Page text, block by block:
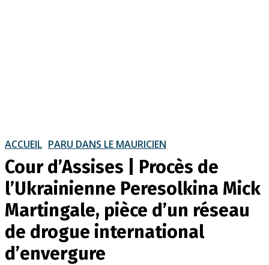
ACCUEIL PARU DANS LE MAURICIEN
Cour d’Assises | Procès de
l’Ukrainienne Peresolkina Mick
Martingale, pièce d’un réseau
de drogue international
d’envergure